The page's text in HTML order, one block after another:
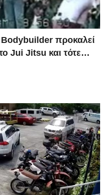
Bodybuilder προκαλεί
Jui Jitsu και τότε…